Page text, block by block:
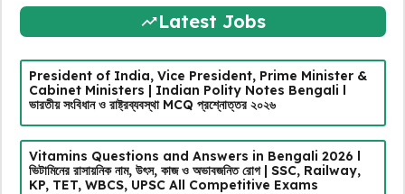
Latest Jobs
President of India, Vice President, Prime Minister &
Cabinet Ministers | Indian Polity Notes Bengali l
ভারতীয় সংবিধান ও রাষ্ট্রব্যবস্থা MCQ প্রশ্নোত্তর ২০২৬
Vitamins Questions and Answers in Bengali 2026 l
ভিটামিনের রাসায়নিক নাম, উৎস, কাজ ও অভাবজনিত রোগ | SSC, Railway,
KP, TET, WBCS, UPSC All Competitive Exams